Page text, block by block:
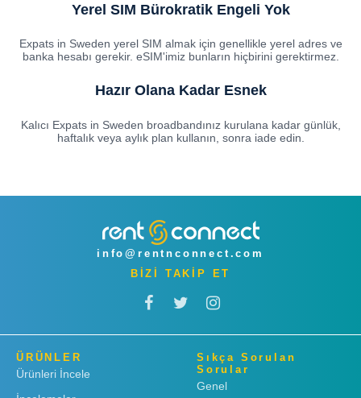
Yerel SIM Bürokratik Engeli Yok
Expats in Sweden yerel SIM almak için genellikle yerel adres ve
banka hesabı gerekir. eSIM'imiz bunların hiçbirini gerektirmez.
Hazır Olana Kadar Esnek
Kalıcı Expats in Sweden broadbandınız kurulana kadar günlük,
haftalık veya aylık plan kullanın, sonra iade edin.
info@rentnconnect.com
BİZİ TAKİP ET
ÜRÜNLER
Ürünleri İncele
Sıkça Sorulan
Sorular
Genel